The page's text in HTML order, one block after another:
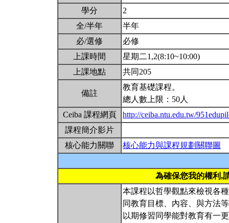
學分
2
全/半年
半年
必/選修
必修
上課時間
星期二1,2(8:10~10:00)
上課地點
共同205
備註
教育基礎課程。
總人數上限：50人
Ceiba 課程網頁
http://ceiba.ntu.edu.tw/
課程簡介影片
核心能力關聯
核心能力與課程規劃關聯圖
為確保您我的權利,
本課程以哲學觀點來檢視各
同教育目標、內容、與方法
以期修習同學能對教育有一